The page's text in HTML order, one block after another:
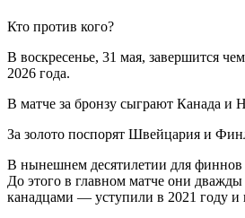
Кто против кого?
В воскресенье, 31 мая, завершится
2026 года.
В матче за бронзу сыграют Канада и
За золото поспорят Швейцария и
В нынешнем десятилетии для финнов
До этого в главном матче они дважды
канадцами — уступили в 2021 году и